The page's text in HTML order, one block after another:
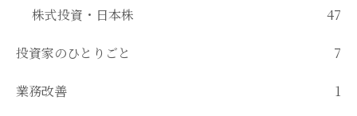
株式投資・日本株 47
投資家のひとりごと 7
業務改善 1